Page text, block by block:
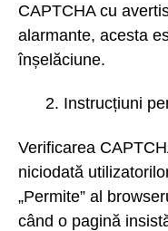
CAPTCHA cu
alarmante, acesta
înșelăciune.
Instrucțiuni
Verificarea
niciodată
„Permite” al
când o pagină